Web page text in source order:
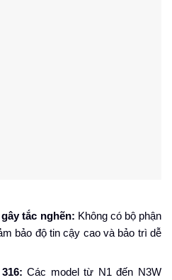
tắc nghẽn: Không có bộ phận
bảo độ tin cậy cao và bảo trì dễ
Các model từ N1 đến N3W